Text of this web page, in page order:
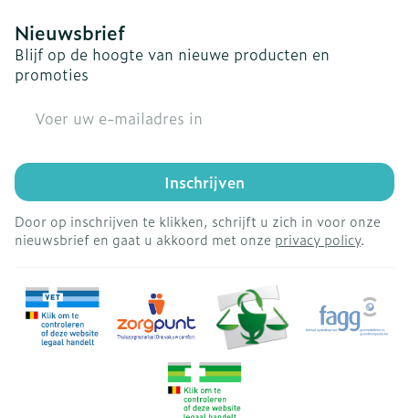
Nieuwsbrief
Blijf op de hoogte van nieuwe producten en
promoties
Inschrijven
Door op inschrijven te klikken, schrijft u zich in voor onze
nieuwsbrief en gaat u akkoord met onze privacy policy.